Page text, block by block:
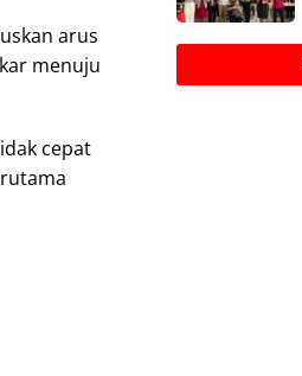
arus
menuju
cepat